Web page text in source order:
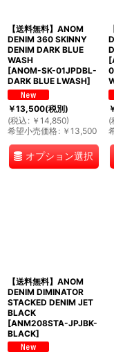
【送料無料】ANOM
DENIM 360 SKINNY
DENIM DARK BLUE
WASH
[ANOM-SK-01JPDBL-
DARK BLUE LWASH]
￥13,500(税別)
(税込 : ￥ 14,850)
希望小売価格: ￥ 13,500
オプション選択
[
(
【送料無料】ANOM
DENIM DIMINATOR
STACKED DENIM JET
BLACK
[ANM208STA-JPJBK-
BLACK]